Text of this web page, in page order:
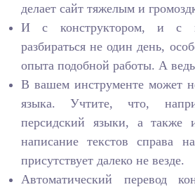
делает сайт тяжелым и
И с конструктором, и с
разбираться не один день,
опыта подобной работы. А
В вашем инструменте может
языка. Учтите, что,
персидский языки, а также
написание текстов справа
присутствует далеко не везде.
Автоматический перевод